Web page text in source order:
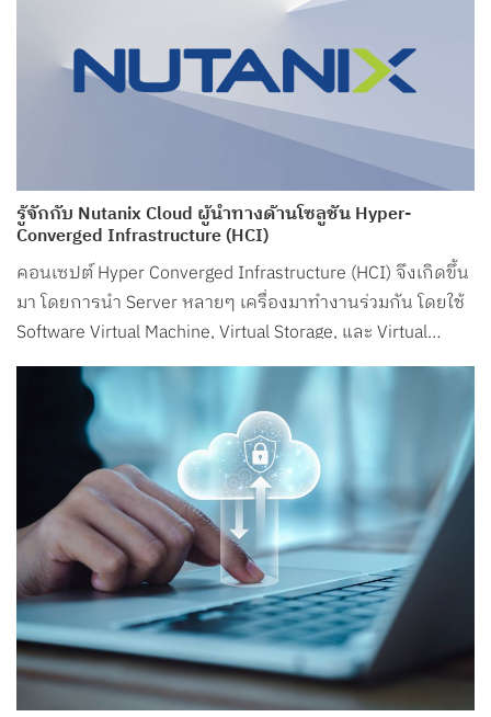
รู้จักกับ Nutanix Cloud ผู้นำทางด้านโซลูชัน Hyper-
Converged Infrastructure (HCI)
คอนเซปต์ Hyper Converged Infrastructure (HCI) จึงเกิดขึ้น
มา โดยการนำ Server หลายๆ เครื่องมาทำงานร่วมกัน โดยใช้
Software Virtual Machine, Virtual Storage, และ Virtual
Network มาจำลองส่วนต่างๆ ของระบบทั้งระบบ